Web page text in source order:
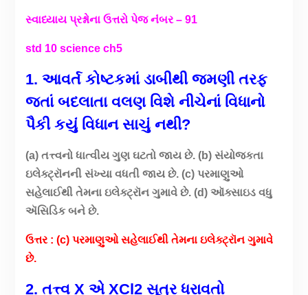
સ્વાધ્યાય પ્રશ્નોના ઉત્તરો પેજ નંંબર – 91
std 10 science ch5
1. આવર્ત કોષ્ટકમાં ડાબીથી જમણી તરફ
જતાં બદલાતા વલણ વિશે નીચેનાં વિધાનો
પૈકી કયું વિધાન સાચું નથી?
(a) તત્ત્વનો ધાત્વીય ગુણ ઘટતો જાય છે. (b) સંયોજકતા
ઇલેક્ટ્રૉનની સંખ્યા વધતી જાય છે. (c) પરમાણુઓ
સહેલાઈથી તેમના ઇલેક્ટ્રૉન ગુમાવે છે. (d) ઑક્સાઇડ વધુ
ઍસિડિક બને છે.
ઉત્તર : (c) પરમાણુઓ સહેલાઈથી તેમના ઇલેક્ટ્રૉન ગુમાવે
છે.
2. તત્ત્વ X એ XCl2 સૂત્ર ધરાવતો